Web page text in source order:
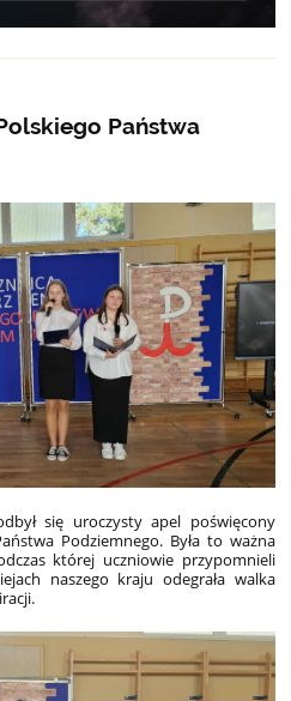
Państwa
się uroczysty apel poświęcony
Podziemnego. Była to ważna
której uczniowie przypomnieli
naszego kraju odegrała walka